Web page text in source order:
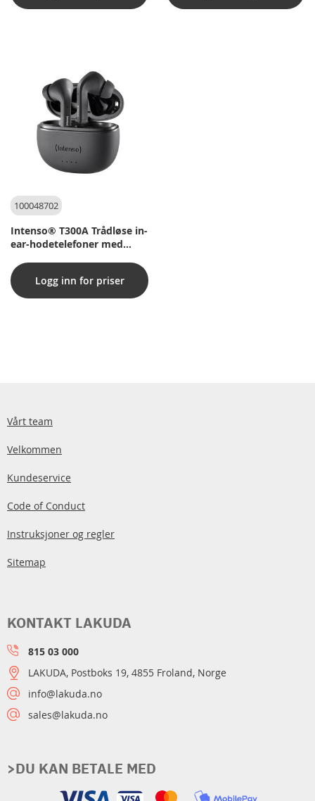
100048702
Intenso® T300A Trådløse in-
ear-hodetelefoner med
Logg inn for priser
Vårt team
Velkommen
Kundeservice
Code of Conduct
Instruksjoner og regler
Sitemap
>DU KAN BETALE MED
KONTAKT LAKUDA
815 03 000
LAKUDA, Postboks 19, 4855 Froland, Norge
info@lakuda.no
sales@lakuda.no